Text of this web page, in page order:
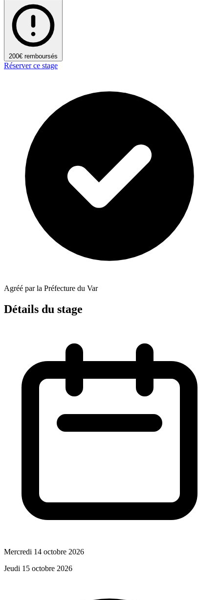
200€ remboursés
Réserver ce stage
Agréé par la Préfecture du Var
Détails du stage
Mercredi 14 octobre 2026
Jeudi 15 octobre 2026